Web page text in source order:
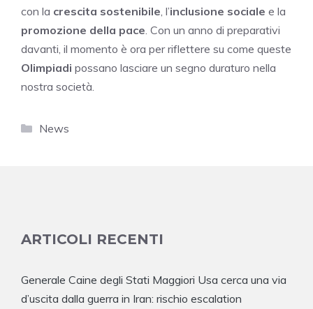
con la crescita sostenibile , l’inclusione sociale e la
promozione della pace . Con un anno di preparativi
davanti, il momento è ora per riflettere su come queste
Olimpiadi possano lasciare un segno duraturo nella
nostra società.
Categorie
News
ARTICOLI RECENTI
Generale Caine degli Stati Maggiori Usa cerca una via
d’uscita dalla guerra in Iran: rischio escalation